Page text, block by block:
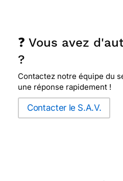
❓ Vous avez
?
Contactez notre équipe du
une réponse rapidement !
Contacter le S.A.V.